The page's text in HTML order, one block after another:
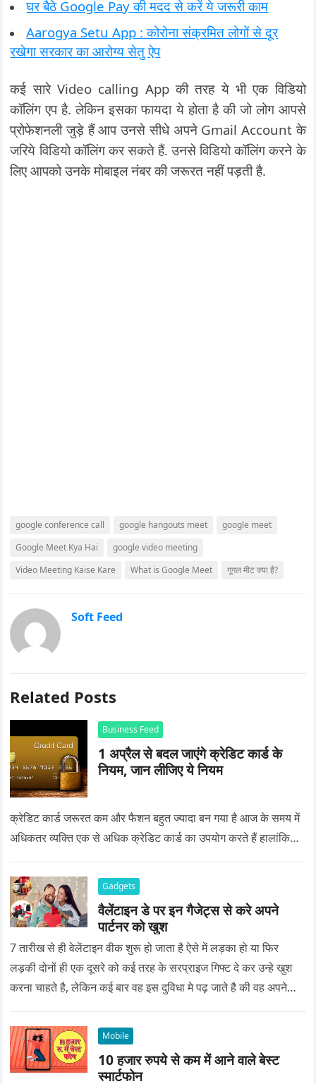
घर बैठे Google Pay की मदद से करें ये जरूरी काम
Aarogya Setu App : कोरोना संक्रमित लोगों से दूर
रखेगा सरकार का आरोग्य सेतु ऐप
कई सारे Video calling App की तरह ये भी एक विडियो
कॉलिंग एप है. लेकिन इसका फायदा ये होता है की जो लोग आपसे
प्रोफेशनली जुड़े हैं आप उनसे सीधे अपने Gmail Account के
जरिये विडियो कॉलिंग कर सकते हैं. उनसे विडियो कॉलिंग करने के
लिए आपको उनके मोबाइल नंबर की जरूरत नहीं पड़ती है.
google conference call google hangouts meet
google meet
Google Meet Kya Hai
google video meeting
Video Meeting Kaise Kare
What is Google Meet गूगल मीट क्या है?
Soft Feed
Related Posts
Business Feed
1 अप्रैल से बदल जाएंगे क्रेडिट कार्ड के
नियम, जान लीजिए ये नियम
क्रेडिट कार्ड जरूरत कम और फैशन बहुत ज्यादा बन गया है आज के समय में
अधिकतर व्यक्ति एक से अधिक क्रेडिट कार्ड का उपयोग करते हैं हालांकि…
Gadgets
वैलेंटाइन डे पर इन गैजेट्स से करे अपने
पार्टनर को खुश
7 तारीख से ही वेलेंटाइन वीक शुरू हो जाता है ऐसे में लड़का हो या फिर
लड़की दोनों ही एक दूसरे को कई तरह के सरप्राइज गिफ्ट दे कर उन्हे खुश
करना चाहते है, लेकिन कई बार वह इस दुविधा मे पढ़ जाते है की वह अपने
Mobile
10 हजार रुपये से कम में आने वाले बेस्ट
स्मार्टफोन